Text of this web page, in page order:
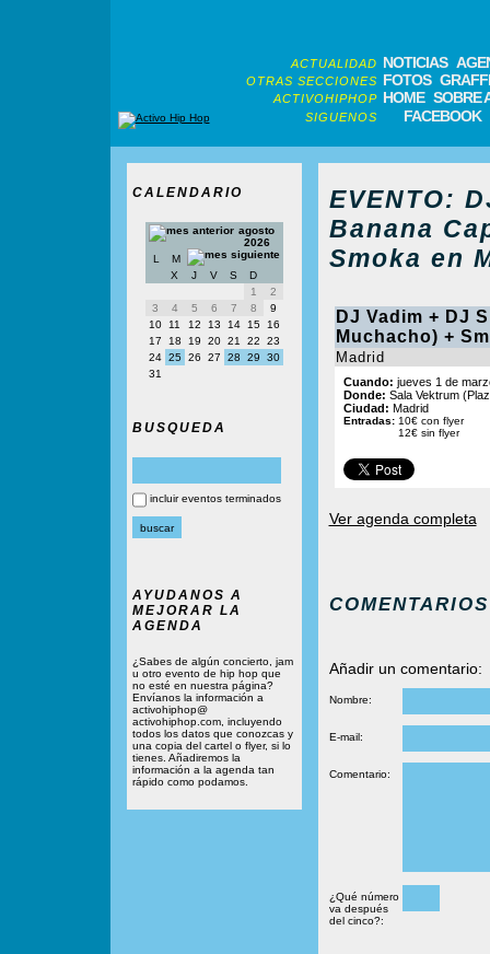
ACTUALIDAD NOTICIAS
OTRAS SECCIONES FOTOS
ACTIVOHIPHOP HOME SOBRE
SIGUENOS FACEBOOK
CALENDARIO
agosto
2026
L
M
X
J V S
D
1
2
3
4 5 6 7 8
9
10
11 12 13 14 15
16
17
18 19 20 21 22
23
24 25 26 27 28 29
30
31
BUSQUEDA
incluir eventos terminados
AYUDANOS A
MEJORAR LA
AGENDA
¿Sabes de algún concierto, jam
u otro evento de hip hop que
no esté en nuestra página?
Envíanos la información a
activohiphop@
activohiphop.com, incluyendo
todos los datos que conozcas y
una copia del cartel o flyer, si lo
tienes. Añadiremos la
información a la agenda tan
rápido como podamos.
EVENTO:
Banana
Smoka en
DJ Vadim + DJ
Muchacho) +
Madrid
Cuando: jueves 1 de
Donde: Sala Vektrum
Ciudad: Madrid
Entradas: 10€ con flyer
12€ sin flyer
Ver agenda completa
COMENTARIOS
Añadir un comentario:
Nombre:
E-mail:
Comentario:
¿Qué número
va después
del cinco?: